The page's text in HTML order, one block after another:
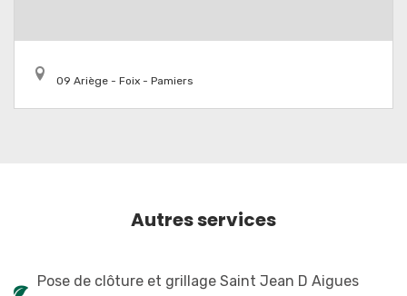
09 Ariège - Foix - Pamiers
Autres services
Pose de clôture et grillage Saint Jean D Aigues